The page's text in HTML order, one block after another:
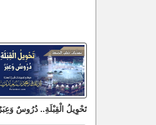
تَحْوِيلُ الْقِبْلَةِ.. دُرُوسٌ